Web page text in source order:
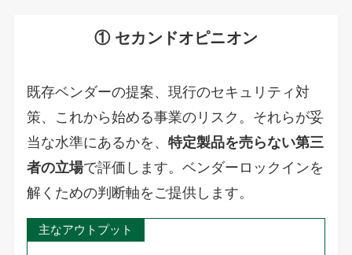
① セカンドオピニオン
既存ベンダーの提案、現行のセキュリティ対
策、これから始める事業のリスク。それらが妥
当な水準にあるかを、特定製品を売らない第三
者の立場で評価します。ベンダーロックインを
解くための判断軸をご提供します。
主なアウトプット